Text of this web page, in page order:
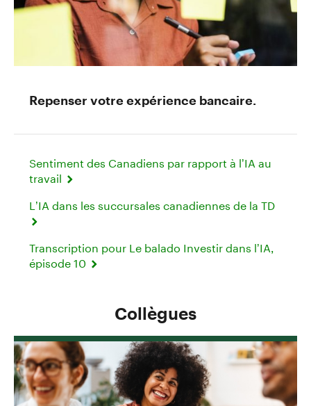
Repenser votre expérience bancaire.
Sentiment des Canadiens par rapport à l’IA au
travail
L’IA dans les succursales canadiennes de la TD
Transcription pour Le balado Investir dans l’IA,
épisode 10
Collègues